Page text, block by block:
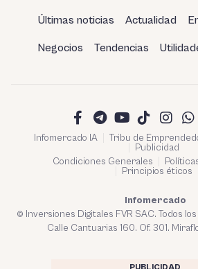
Últimas noticias Actualidad
Negocios Tendencias
Infomercado IA Tribu de
Publicidad
Condiciones Generales
Principios éticos
Infomercado
© Inversiones Digitales FVR SAC. Todos
Calle Cantuarias 160. Of. 301.